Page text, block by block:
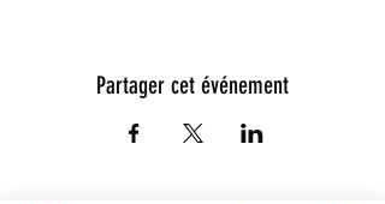
Partager cet événement